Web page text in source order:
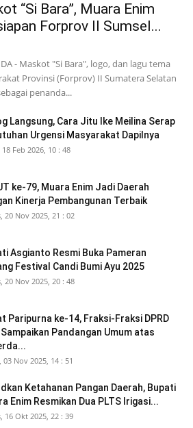
“Si Bara”, Muara Enim
Forprov II Sumsel...
- Maskot "Si Bara", logo, dan lagu tema
Provinsi (Forprov) II Sumatera Selatan
penanda...
Langsung, Cara Jitu Ike Meilina Serap
Urgensi Masyarakat Dapilnya
18 Feb 2026, 10 : 48
ke-79, Muara Enim Jadi Daerah
Kinerja Pembangunan Terbaik
20 Nov 2025, 21 : 02
Asgianto Resmi Buka Pameran
Festival Candi Bumi Ayu 2025
20 Nov 2025, 20 : 48
Paripurna ke-14, Fraksi-Fraksi DPRD
Sampaikan Pandangan Umum atas
03 Nov 2025, 14 : 51
Ketahanan Pangan Daerah, Bupati
Enim Resmikan Dua PLTS Irigasi...
16 Okt 2025, 22 : 39